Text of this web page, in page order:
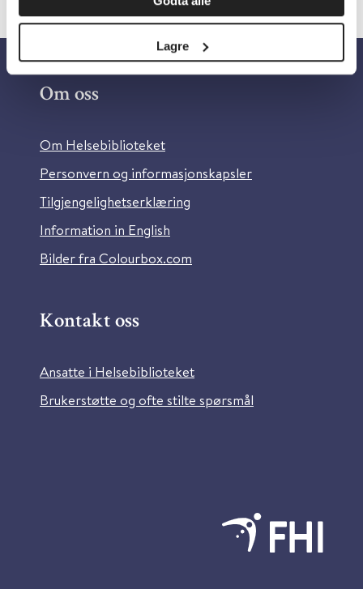
Lagre
Om oss
Om Helsebiblioteket
Personvern og informasjonskapsler
Tilgjengelighetserklæring
Information in English
Bilder fra Colourbox.com
Kontakt oss
Ansatte i Helsebiblioteket
Brukerstøtte og ofte stilte spørsmål